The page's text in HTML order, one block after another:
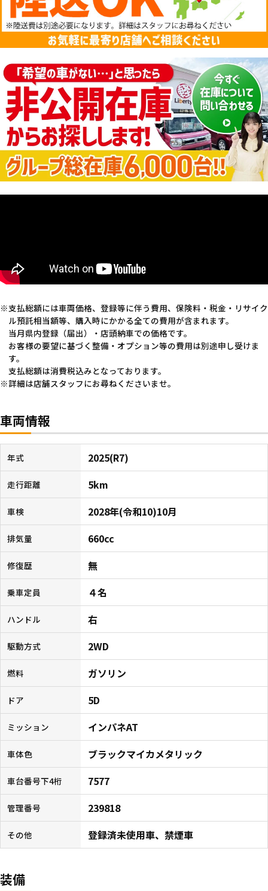
支払総額には車両価格、登録等に伴う費用、保険料・税金・リサイク
ル預託相当額等、購入時にかかる全ての費用が含まれます。
当月県内登録（届出）・店頭納車での価格です。
お客様の要望に基づく整備・オプション等の費用は別途申し受けま
す。
支払総額は消費税込みとなっております。
詳細は店舗スタッフにお尋ねくださいませ。
車両情報
年式 2025(R7)
走行距離 5km
車検 2028年(令和10)10月
排気量 660cc
修復歴 無
乗車定員 ４名
ハンドル 右
駆動方式 2WD
燃料 ガソリン
ドア 5D
ミッション インパネAT
車体色 ブラックマイカメタリック
車台番号下4桁 7577
管理番号 239818
その他 登録済未使用車、禁煙車
装備